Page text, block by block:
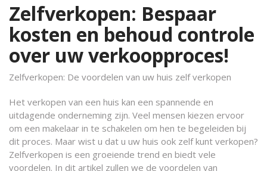
Zelfverkopen: Bespaar
kosten en behoud controle
over uw verkoopproces!
Zelfverkopen: De voordelen van uw huis zelf verkopen
Het verkopen van een huis kan een spannende en
uitdagende onderneming zijn. Veel mensen kiezen ervoor
om een makelaar in te schakelen om hen te begeleiden bij
dit proces. Maar wist u dat u uw huis ook zelf kunt verkopen?
Zelfverkopen is een groeiende trend en biedt vele
voordelen. In dit artikel zullen we de voordelen van